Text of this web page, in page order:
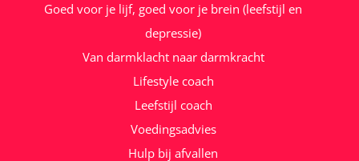
Goed voor je lijf, goed voor je brein (leefstijl en
depressie)
Van darmklacht naar darmkracht
Lifestyle coach
Leefstijl coach
Voedingsadvies
Hulp bij afvallen